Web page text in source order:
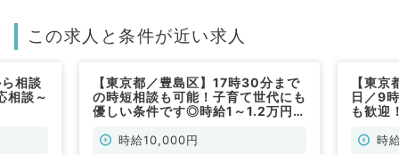
この求人と条件が近い求人
相談
相談～
【東京都／豊島区】17時30分まで
の時短相談も可能！子育て世代にも
優しい条件です◎時給1～1.2万円・
（皮膚科・美容皮膚科／非常勤）
時給10,000円
【東
日／9
も歓迎
円（時